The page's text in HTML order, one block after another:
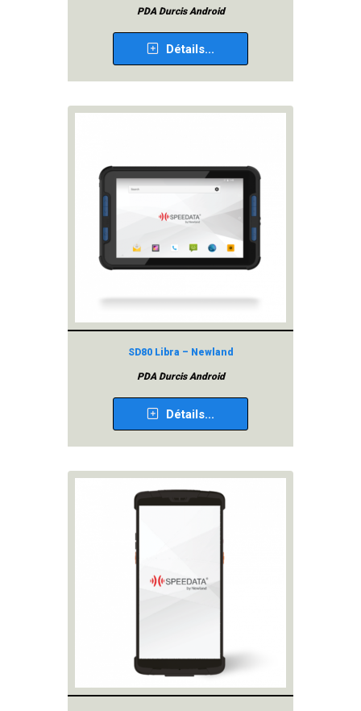
PDA Durcis Android
Détails...
SD80 Libra – Newland
PDA Durcis Android
Détails...